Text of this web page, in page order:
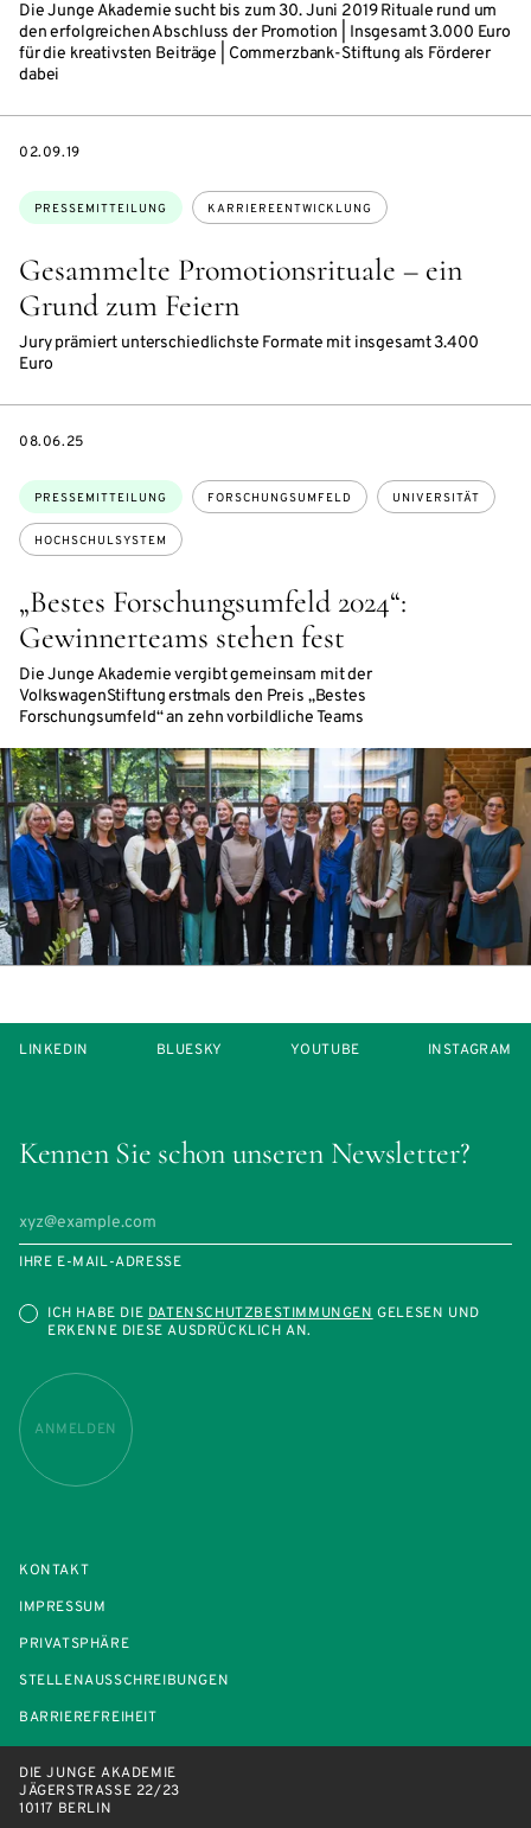
Die Junge Akademie sucht bis zum 30. Juni 2019 Rituale rund um
den erfolgreichen Abschluss der Promotion | Insgesamt 3.000 Euro
für die kreativsten Beiträge | Commerzbank-Stiftung als Förderer
dabei
Gesammelte Promotionsrituale – ein
Grund zum Feiern
Jury prämiert unterschiedlichste Formate mit insgesamt 3.400
Euro
Themen:
PRESSEMITTEILUNG KARRIEREENTWICKLUNG
DATE
02.09.19
„Bestes Forschungsumfeld 2024“:
Gewinnerteams stehen fest
Die Junge Akademie vergibt gemeinsam mit der
VolkswagenStiftung erstmals den Preis „Bestes
Forschungsumfeld“ an zehn vorbildliche Teams
Themen:
PRESSEMITTEILUNG FORSCHUNGSUMFELD UNIVERSITÄT
HOCHSCHULSYSTEM
DATE
08.06.25
Kennen Sie schon unseren Newsletter?
IHRE E-MAIL-ADRESSE
ICH HABE DIE DATENSCHUTZBESTIMMUNGEN GELESEN UND
ERKENNE DIESE AUSDRÜCKLICH AN.
ANMELDEN
LINKEDIN BLUESKY YOUTUBE INSTAGRAM
KONTAKT
IMPRESSUM
PRIVATSPHÄRE
STELLENAUSSCHREIBUNGEN
BARRIEREFREIHEIT
DIE JUNGE AKADEMIE
JÄGERSTRASSE 22/23
10117 BERLIN